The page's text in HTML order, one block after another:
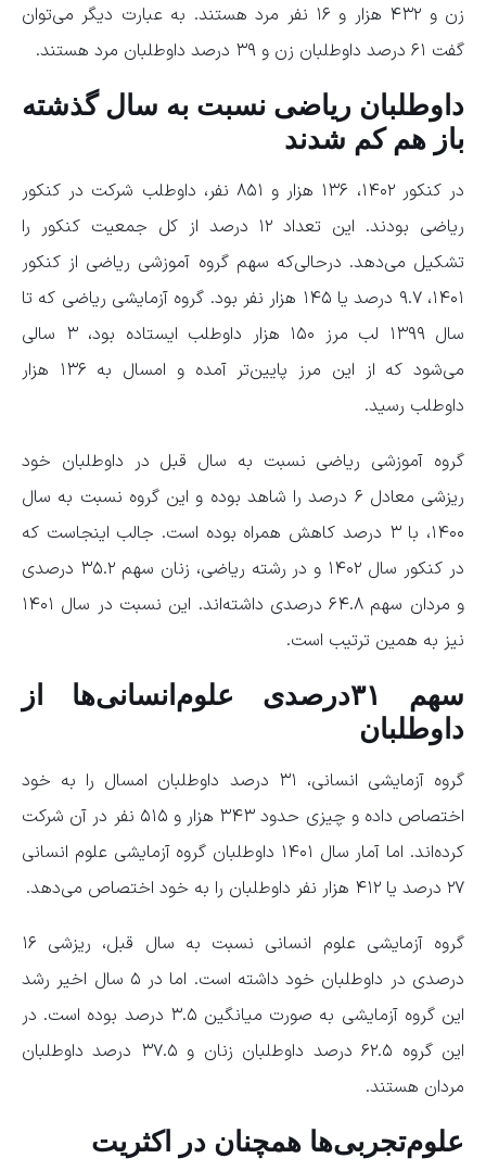
زن و ۴۳۲ هزار و ۱۶ نفر مرد هستند. به عبارت دیگر می‌توان
گفت ۶۱ درصد داوطلبان زن و ۳۹ درصد داوطلبان مرد هستند.
داوطلبان ریاضی نسبت به سال گذشته
باز هم کم شدند
در کنکور ۱۴۰۲، ۱۳۶ هزار و ۸۵۱ نفر، داوطلب شرکت در کنکور
ریاضی بودند. این تعداد ۱۲ درصد از کل جمعیت کنکور را
تشکیل می‌دهد. درحالی‌که سهم گروه آموزشی ریاضی از کنکور
۱۴۰۱، ۹.۷ درصد یا ۱۴۵ هزار نفر بود. گروه آزمایشی ریاضی که تا
سال ۱۳۹۹ لب مرز ۱۵۰ هزار داوطلب ایستاده بود، ۳ سالی
می‌شود که از این مرز پایین‌تر آمده و امسال به ۱۳۶ هزار
داوطلب رسید.
گروه آموزشی ریاضی نسبت به سال قبل در داوطلبان خود
ریزشی معادل ۶ درصد را شاهد بوده و این گروه نسبت به سال
۱۴۰۰، با ۳ درصد کاهش همراه بوده است. جالب اینجاست که
در کنکور سال ۱۴۰۲ و در رشته ریاضی، زنان سهم ۳۵.۲ درصدی
و مردان سهم ۶۴.۸ درصدی داشته‌اند. این نسبت در سال ۱۴۰۱
نیز به همین ترتیب است.
سهم ۳۱‌درصدی علوم‌انسانی‌ها از
داوطلبان
گروه آزمایشی انسانی، ۳۱ درصد داوطلبان امسال را به خود
اختصاص داده و چیزی حدود ۳۴۳ هزار و ۵۱۵ نفر در آن شرکت
کرده‌اند. اما آمار سال ۱۴۰۱ داوطلبان گروه آزمایشی علوم انسانی
۲۷ درصد یا ۴۱۲ هزار نفر داوطلبان را به خود اختصاص می‌دهد.
گروه آزمایشی علوم انسانی نسبت به سال قبل، ریزشی ۱۶
درصدی در داوطلبان خود داشته است. اما در ۵ سال اخیر رشد
این گروه آزمایشی به صورت میانگین ۳.۵ درصد بوده است. در
این گروه ۶۲.۵ درصد داوطلبان زنان و ۳۷.۵ درصد داوطلبان
مردان هستند.
علوم‌تجربی‌ها همچنان در اکثریت